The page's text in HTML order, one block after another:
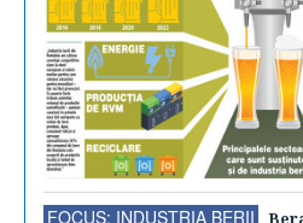
FOCUS: INDUSTRIA BERII